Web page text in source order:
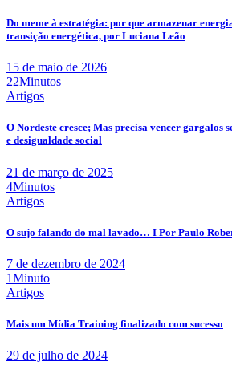
Do meme à estratégia: por que armazenar
transição energética, por Luciana Leão
15 de maio de 2026
22Minutos
Artigos
O Nordeste cresce; Mas precisa vencer gargalos
e desigualdade social
21 de março de 2025
4Minutos
Artigos
O sujo falando do mal lavado… I Por Paulo
7 de dezembro de 2024
1Minuto
Artigos
Mais um Mídia Training finalizado com sucesso
29 de julho de 2024